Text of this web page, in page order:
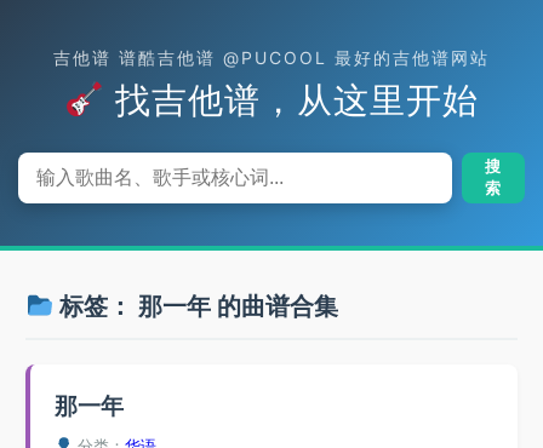
吉他谱 谱酷吉他谱 @PUCOOL 最好的吉他谱网站
找吉他谱，从这里开始
搜
索
标签： 那一年的曲谱合集
那一年